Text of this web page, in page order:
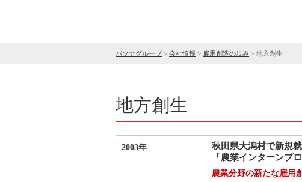
パソナグループ> 会社情報 > 雇用創造の歩み > 地方創生
地方創生
2003年
秋田県大潟村で新規
「農業インターンプ
農業分野の新たな雇用